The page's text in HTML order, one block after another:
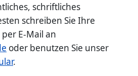
schriftliches
schreiben Sie Ihre
E-Mail an
oder benutzen Sie unser
.